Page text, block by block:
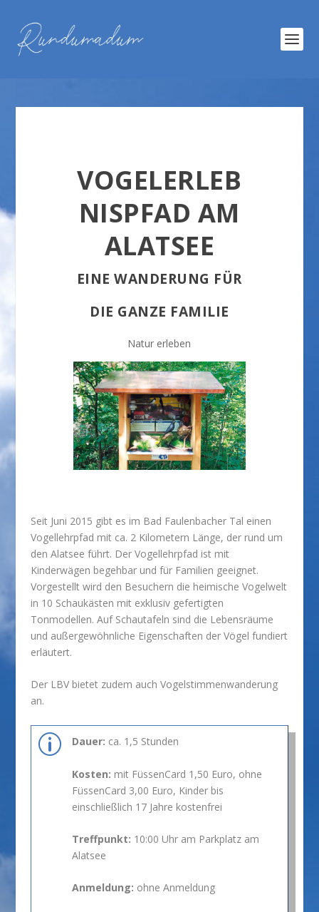
VOGELERLEB
NISPFAD AM
ALATSEE
EINE WANDERUNG FÜR
DIE GANZE FAMILIE
Natur erleben
Seit Juni 2015 gibt es im Bad Faulenbacher Tal einen
Vogellehrpfad mit ca. 2 Kilometern Länge, der rund um
den Alatsee führt. Der Vogellehrpfad ist mit
Kinderwägen begehbar und für Familien geeignet.
Vorgestellt wird den Besuchern die heimische Vogelwelt
in 10 Schaukästen mit exklusiv gefertigten
Tonmodellen. Auf Schautafeln sind die Lebensräume
und außergewöhnliche Eigenschaften der Vögel fundiert
erläutert.
Der LBV bietet zudem auch Vogelstimmenwanderung
an.
p Dauer: ca. 1,5 Stunden
Kosten: mit FüssenCard 1,50 Euro, ohne
FüssenCard 3,00 Euro, Kinder bis
einschließlich 17 Jahre kostenfrei
Treffpunkt: 10:00 Uhr am Parkplatz am
Alatsee
Anmeldung: ohne Anmeldung